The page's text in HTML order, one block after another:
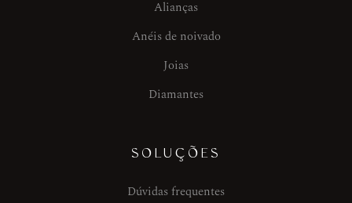
Alianças
Anéis de noivado
Joias
Diamantes
SOLUÇÕES
Dúvidas frequentes